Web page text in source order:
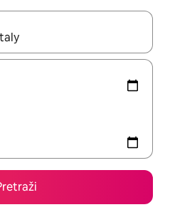
moći ćete ih pregledati